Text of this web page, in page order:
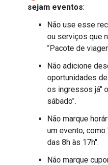
sejam eventos:
Não use esse
ou serviços que
"Pacote de
Não adicione
oportunidades
os ingressos já"
sábado".
Não marque
um evento,
das 8h às 17h".
Não marque